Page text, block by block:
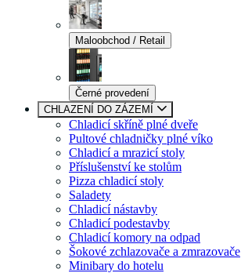
Maloobchod / Retail
Černé provedení
CHLAZENÍ DO ZÁZEMÍ
Chladicí skříně plné dveře
Pultové chladničky plné víko
Chladicí a mrazicí stoly
Příslušenství ke stolům
Pizza chladicí stoly
Saladety
Chladicí nástavby
Chladicí podestavby
Chladicí komory na odpad
Šokové zchlazovače a zmrazovače
Minibary do hotelu